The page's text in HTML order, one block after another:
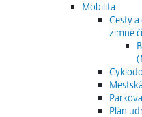
Mobilita
Cesty
zimné
Plán